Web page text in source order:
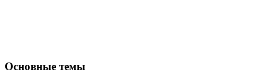
Основные темы